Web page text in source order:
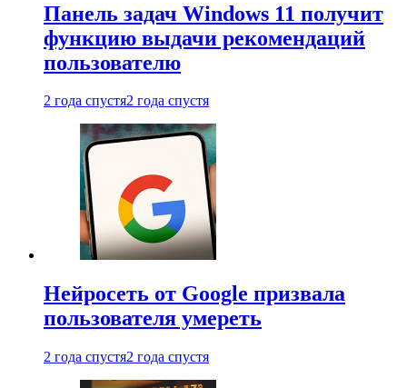
Панель задач Windows 11 получит
функцию выдачи рекомендаций
пользователю
2 года спустя2 года спустя
Нейросеть от Google призвала
пользователя умереть
2 года спустя2 года спустя